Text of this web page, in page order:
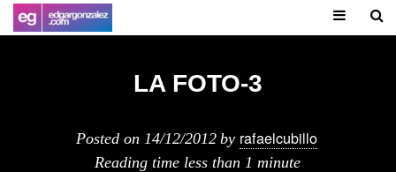
LA FOTO-3
Posted on 14/12/2012 by rafaelcubillo
Reading time less than 1 minute